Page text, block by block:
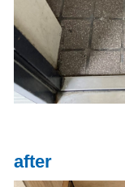
after